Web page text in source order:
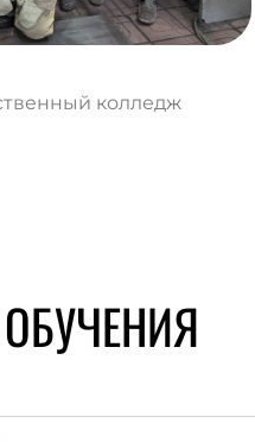
колледж